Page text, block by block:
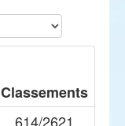
Classements
614/2621